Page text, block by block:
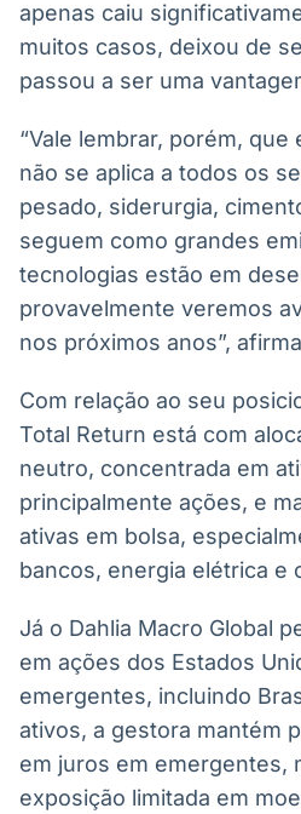
para
Tecnologia
apenas caiu
muitos casos, deixou de
passou a ser uma
“Vale lembrar, porém,
não se aplica a todos os
pesado, siderurgia,
seguem como grandes
tecnologias estão em
provavelmente veremos
nos próximos anos”,
Com relação ao seu
Total Return está com
neutro, concentrada em
principalmente ações, e
ativas em bolsa,
bancos, energia elétrica e
Já o Dahlia Macro Global
em ações dos Estados
emergentes, incluindo
ativos, a gestora mantém
em juros em emergentes,
exposição limitada em